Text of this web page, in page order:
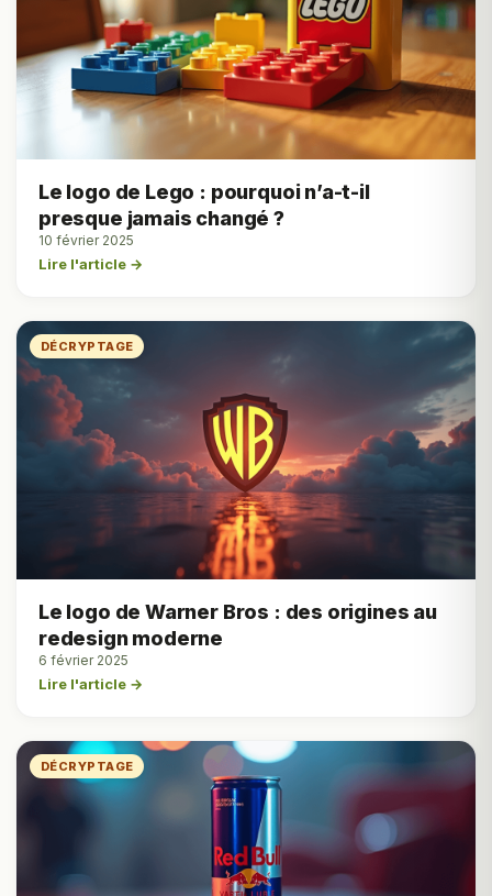
Le logo de Lego : pourquoi n’a-t-il
presque jamais changé ?
10 février 2025
Lire l'article →
DÉCRYPTAGE
Le logo de Warner Bros : des origines au
redesign moderne
6 février 2025
Lire l'article →
DÉCRYPTAGE